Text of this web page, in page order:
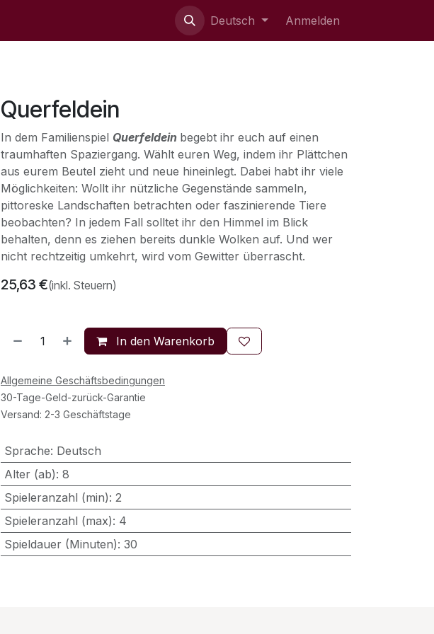
Deutsch Anmelden
Querfeldein
In dem Familienspiel Querfeldein begebt ihr euch auf einen
traumhaften Spaziergang. Wählt euren Weg, indem ihr Plättchen
aus eurem Beutel zieht und neue hineinlegt. Dabei habt ihr viele
Möglichkeiten: Wollt ihr nützliche Gegenstände sammeln,
pittoreske Landschaften betrachten oder faszinierende Tiere
beobachten? In jedem Fall solltet ihr den Himmel im Blick
behalten, denn es ziehen bereits dunkle Wolken auf. Und wer
nicht rechtzeitig umkehrt, wird vom Gewitter überrascht.
25,63 €(inkl. Steuern)
In den Warenkorb
Allgemeine Geschäftsbedingungen
30-Tage-Geld-zurück-Garantie
Versand: 2-3 Geschäftstage
Sprache: Deutsch
Alter (ab): 8
Spieleranzahl (min): 2
Spieleranzahl (max): 4
Spieldauer (Minuten): 30